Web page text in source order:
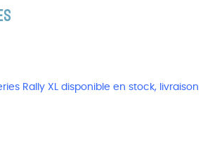
Rally XL disponible en stock, livraison